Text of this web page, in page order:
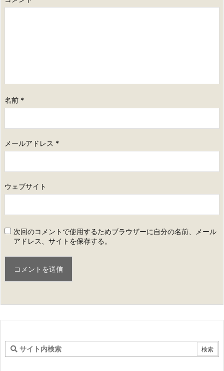
名前 *
メールアドレス *
ウェブサイト
次回のコメントで使用するためブラウザーに自分の名前、メール
アドレス、サイトを保存する。